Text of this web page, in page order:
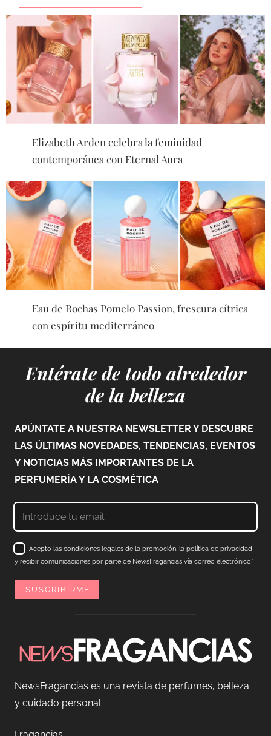
Elizabeth Arden celebra la feminidad
contemporánea con Eternal Aura
Eau de Rochas Pomelo Passion, frescura cítrica
con espíritu mediterráneo
Entérate de todo alrededor
de la belleza
APÚNTATE A NUESTRA NEWSLETTER Y DESCUBRE
LAS ÚLTIMAS NOVEDADES, TENDENCIAS, EVENTOS
Y NOTICIAS MÁS IMPORTANTES DE LA
PERFUMERÍA Y LA COSMÉTICA
Acepto las condiciones legales de la promoción, la política de privacidad
y recibir comunicaciones por parte de NewsFragancias vía correo electrónico*
NewsFragancias es una revista de perfumes, belleza
y cuidado personal.